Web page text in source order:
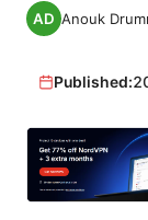
Anouk
Published: